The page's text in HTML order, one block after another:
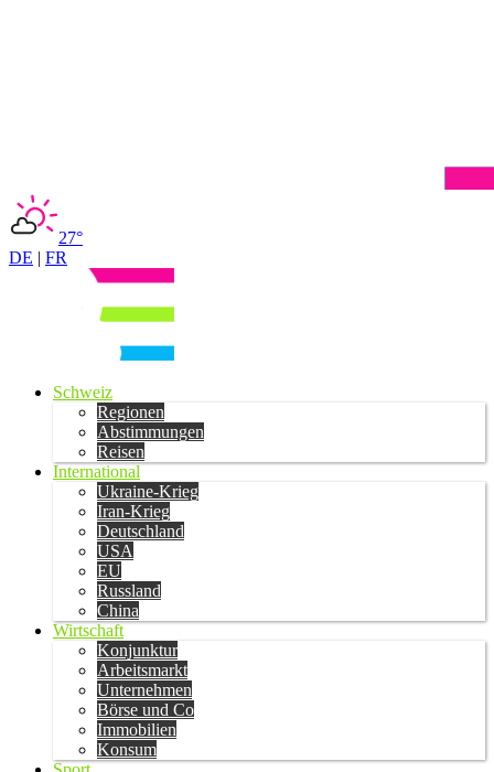
27°
DE | FR
Schweiz
Regionen
Abstimmungen
Reisen
International
Ukraine-Krieg
Iran-Krieg
Deutschland
USA
EU
Russland
China
Wirtschaft
Konjunktur
Arbeitsmarkt
Unternehmen
Börse und Co
Immobilien
Konsum